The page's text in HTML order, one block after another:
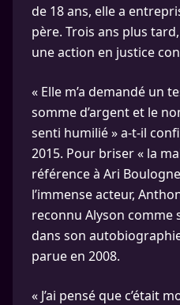
de 18 ans, elle a
père. Trois ans plus
une action en justice
« Elle m’a demandé un
somme d’argent et le
senti humilié » a-t-il
2015. Pour briser « la
référence à Ari
l’immense acteur,
reconnu Alyson comme
dans son
parue en 2008.
« J’ai pensé que c’était